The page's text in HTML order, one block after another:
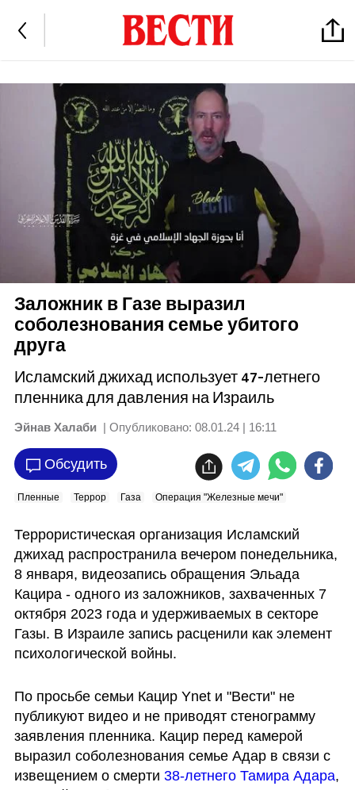
Заложник в Газе выразил
соболезнования семье убитого
друга
Исламский джихад использует 47-летнего
пленника для давления на Израиль
Эйнав Халаби | Опубликовано: 08.01.24 | 16:11
Обсудить
Пленные Террор Газа Операция "Железные мечи"
Террористическая организация Исламский
джихад распространила вечером понедельника,
8 января, видеозапись обращения Эльада
Кацира - одного из заложников, захваченных 7
октября 2023 года и удерживаемых в секторе
Газы. В Израиле запись расценили как элемент
психологической войны.
По просьбе семьи Кацир Ynet и "Вести" не
публикуют видео и не приводят стенограмму
заявления пленника. Кацир перед камерой
выразил соболезнования семье Адар в связи с
извещением о смерти 38-летнего Тамира Адара,